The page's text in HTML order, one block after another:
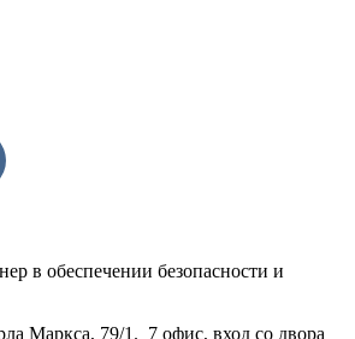
в обеспечении безопасности и
Маркса, 79/1. 7 офис, вход со двора